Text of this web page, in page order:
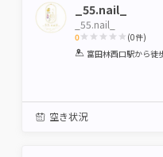
_55.nail_
_55.nail_
0
1 2 3 4 5
(0件)
富田林西口駅から徒
空き状況